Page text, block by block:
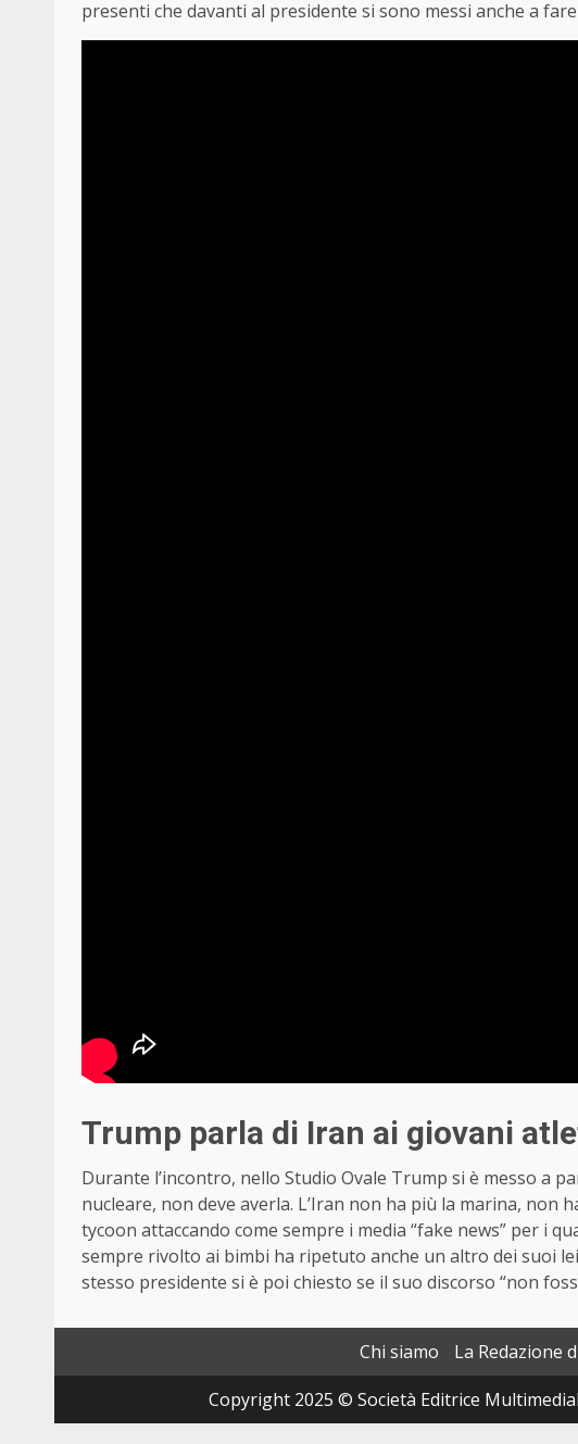
presenti che davanti al presidente si sono messi anche a
Trump parla di Iran ai giovani
Durante l’incontro, nello Studio Ovale Trump si è messo a
nucleare, non deve averla. L’Iran non ha più la marina, non
tycoon attaccando come sempre i media “fake news” per i
sempre rivolto ai bimbi ha ripetuto anche un altro dei suoi
stesso presidente si è poi chiesto se il suo discorso “non
Chi siamo La Redazione
Copyright 2025 © Società Editrice